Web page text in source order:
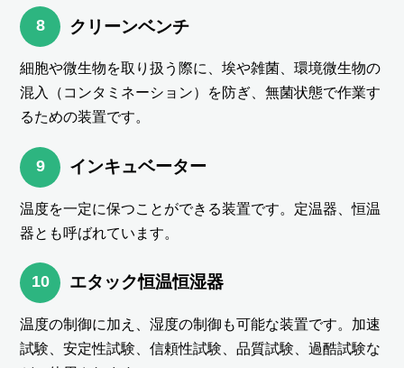
8 クリーンベンチ
細胞や微生物を取り扱う際に、埃や雑菌、環境微生物の
混入（コンタミネーション）を防ぎ、無菌状態で作業す
るための装置です。
9 インキュベーター
温度を一定に保つことができる装置です。定温器、恒温
器とも呼ばれています。
10 エタック恒温恒湿器
温度の制御に加え、湿度の制御も可能な装置です。加速
試験、安定性試験、信頼性試験、品質試験、過酷試験な